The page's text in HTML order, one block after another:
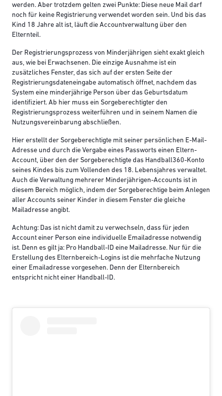
werden. Aber trotzdem gelten zwei Punkte: Diese neue Mail darf
noch für keine Registrierung verwendet worden sein. Und bis das
Kind 18 Jahre alt ist, läuft die Accountverwaltung über den
Elternteil.
Der Registrierungsprozess von Minderjährigen sieht exakt gleich
aus, wie bei Erwachsenen. Die einzige Ausnahme ist ein
zusätzliches Fenster, das sich auf der ersten Seite der
Registrierungsdateneingabe automatisch öffnet, nachdem das
System eine minderjährige Person über das Geburtsdatum
identifiziert. Ab hier muss ein Sorgeberechtigter den
Registrierungsprozess weiterführen und in seinem Namen die
Nutzungsvereinbarung abschließen.
Hier erstellt der Sorgeberechtigte mit seiner persönlichen E-Mail-
Adresse und durch die Vergabe eines Passworts einen Eltern-
Account, über den der Sorgeberechtigte das Handball360-Konto
seines Kindes bis zum Vollenden des 18. Lebensjahres verwaltet.
Auch die Verwaltung mehrerer Minderjährigen-Accounts ist in
diesem Bereich möglich, indem der Sorgeberechtige beim Anlegen
aller Accounts seiner Kinder in diesem Fenster die gleiche
Mailadresse angibt.
Achtung: Das ist nicht damit zu verwechseln, dass für jeden
Account einer Person eine individuelle Emailadresse notwendig
ist. Denn es gilt ja: Pro Handball-ID eine Mailadresse. Nur für die
Erstellung des Elternbereich-Logins ist die mehrfache Nutzung
einer Emailadresse vorgesehen. Denn der Elternbereich
entspricht nicht einer Handball-ID.